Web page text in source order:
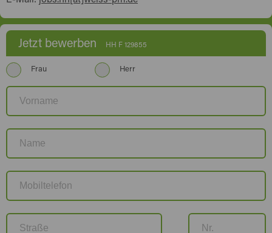
Jetzt bewerben HH F 129855
Frau Herr